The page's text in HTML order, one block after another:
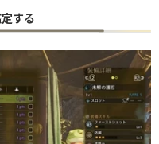
する